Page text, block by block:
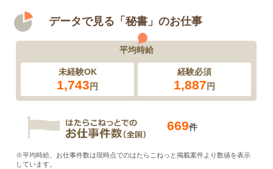
データで見る「秘書」のお仕事
平均時給
未経験OK
1,743 円
経験必須
1,887 円
669件
※平均時給、お仕事件数は現時点でのはたらこねっと掲載案件より数値を表示
しています。